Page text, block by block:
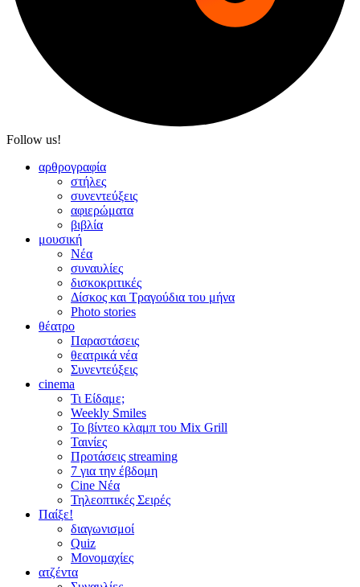
Follow us!
αρθρογραφία
στήλες
συνεντεύξεις
αφιερώματα
βιβλία
μουσική
Νέα
συναυλίες
δισκοκριτικές
Δίσκος και Τραγούδια του μήνα
Photo stories
θέατρο
Παραστάσεις
θεατρικά νέα
Συνεντεύξεις
cinema
Τι Είδαμε;
Weekly Smiles
Το βίντεο κλαμπ του Mix Grill
Ταινίες
Προτάσεις streaming
7 για την έβδομη
Cine Νέα
Τηλεοπτικές Σειρές
Παίξε!
διαγωνισμοί
Quiz
Μονομαχίες
ατζέντα